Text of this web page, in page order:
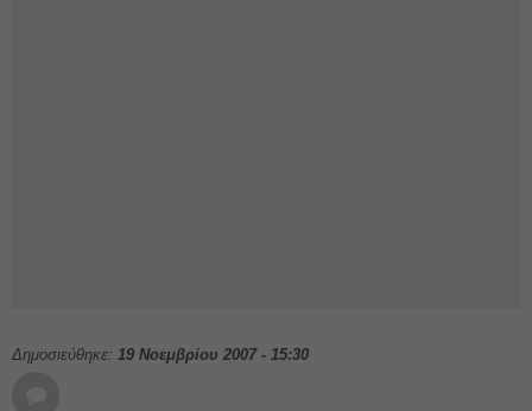
Δημοσιεύθηκε: 19 Νοεμβρίου 2007 - 15:30